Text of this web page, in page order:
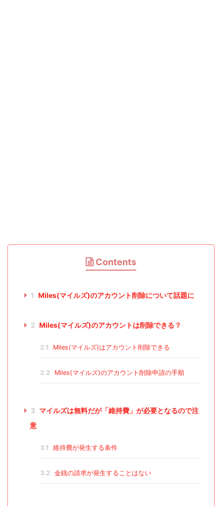
Contents
1 Miles(マイルズ)のアカウント削除について話題に
2 Miles(マイルズ)のアカウントは削除できる？
2.1 Miles(マイルズ)はアカウント削除できる
2.2 Miles(マイルズ)のアカウント削除申請の手順
3 マイルズは無料だが「維持費」が必要となるので注
意
3.1 維持費が発生する条件
3.2 金銭の請求が発生することはない